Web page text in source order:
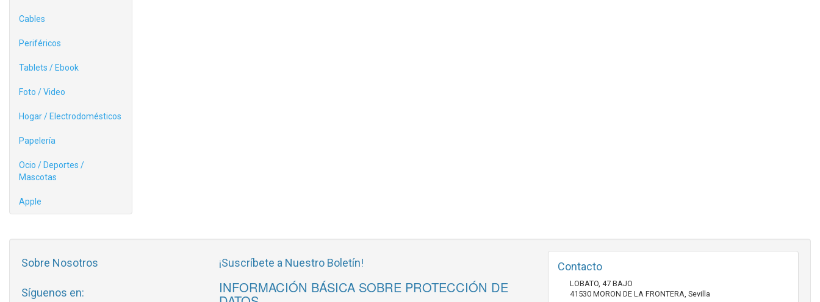
Cables
Periféricos
Tablets / Ebook
Foto / Video
Hogar / Electrodomésticos
Papelería
Ocio / Deportes /
Mascotas
Apple
Sobre Nosotros
Síguenos en:
¡Suscríbete a Nuestro Boletín!
INFORMACIÓN BÁSICA SOBRE PROTECCIÓN DE
Contacto
LOBATO, 47 BAJO
41530 MORON DE LA FRONTERA, Sevilla